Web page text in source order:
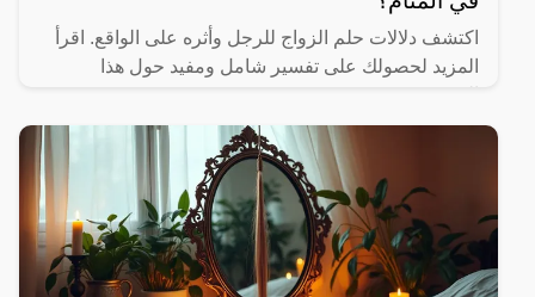
اكتشف دلالات حلم الزواج للرجل وأثره على الواقع. اقرأ
المزيد لحصولك على تفسير شامل ومفيد حول هذا